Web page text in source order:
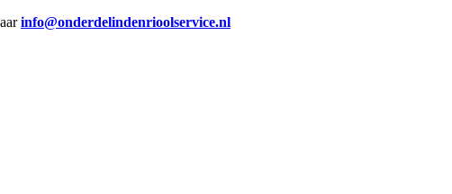
info@onderdelindenrioolservice.nl